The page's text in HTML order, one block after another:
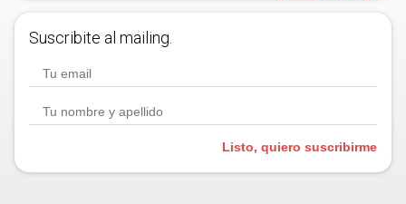
Suscribite al mailing.
Listo, quiero suscribirme